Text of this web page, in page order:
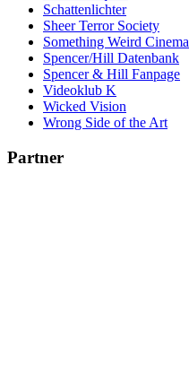
Schattenlichter
Sheer Terror Society
Something Weird Cinema
Spencer/Hill Datenbank
Spencer & Hill Fanpage
Videoklub K
Wicked Vision
Wrong Side of the Art
Partner